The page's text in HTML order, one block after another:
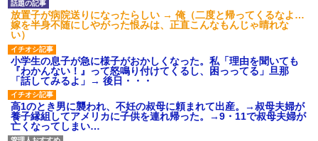
放置子が病院送りになったらしい → 俺（二度と帰ってくるなよ…
嫁を半身不随にしやがった恨みは、正直こんなもんじゃ晴れな
い）
小学生の息子が急に様子がおかしくなった。私「理由を聞いても
『わかんない！』って怒鳴り付けてくるし、困っってる」旦那
「話してみるよ」→ 後日・・・
高1のとき男に襲われ、不妊の叔母に頼まれて出産。→叔母夫婦が
養子縁組してアメリカに子供を連れ帰った。→9・11で叔母夫婦が
亡くなってしまい…